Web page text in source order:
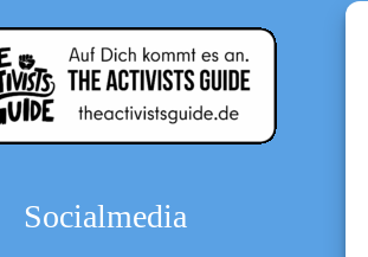
Socialmedia